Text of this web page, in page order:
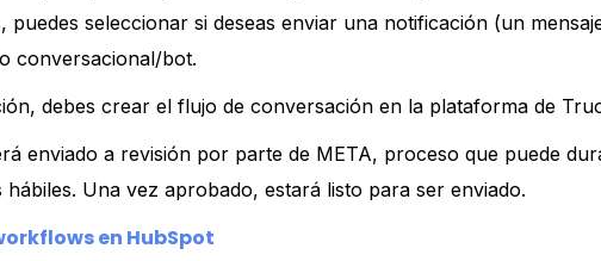
puedes seleccionar si deseas enviar una notificación (un
conversacional/bot.
debes crear el flujo de conversación en la plataforma de
enviado a revisión por parte de META, proceso que puede
Una vez aprobado, estará listo para ser enviado.
en HubSpot